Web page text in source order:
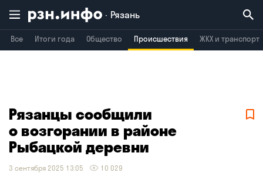
Рязань
Все Итоги года Общество Происшествия ЖКХ и транспорт
Воронеж Брянск
Рязанцы сообщили
о возгорании в районе
Рыбацкой деревни
3 сентября 2025 13:05 10 029